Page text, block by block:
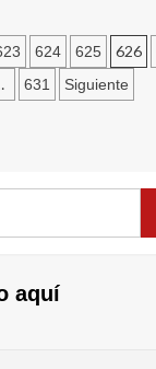
624 625 626
631 Siguiente
aquí